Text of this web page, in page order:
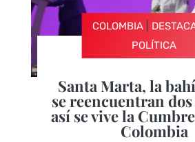
COLOMBIA|
POLÍTICA
Santa Marta, la
se reencuentran
así se vive la
Colombia